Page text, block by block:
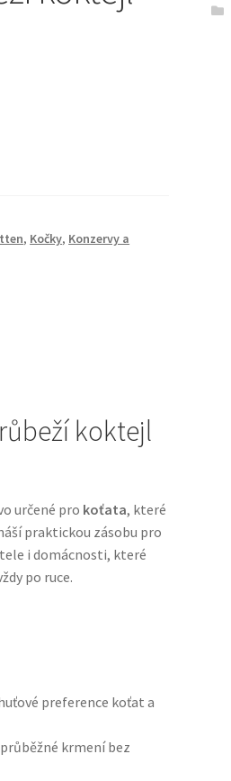
, Kočky, Konzervy a
koktejl
určené pro koťata, které
praktickou zásobu pro
i domácnosti, které
po ruce.
preference koťat a
krmení bez